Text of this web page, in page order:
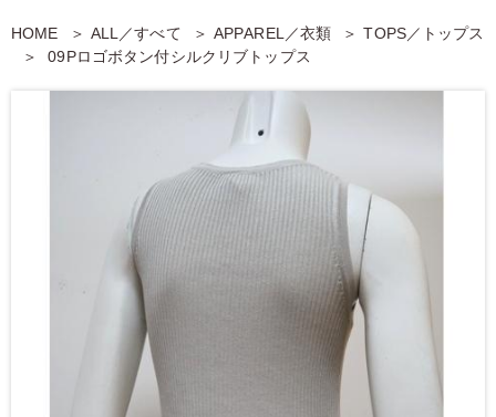
HOME ALL／すべて APPAREL／衣類
TOPS／トップス
09Pロゴボタン付シルクリブトップス